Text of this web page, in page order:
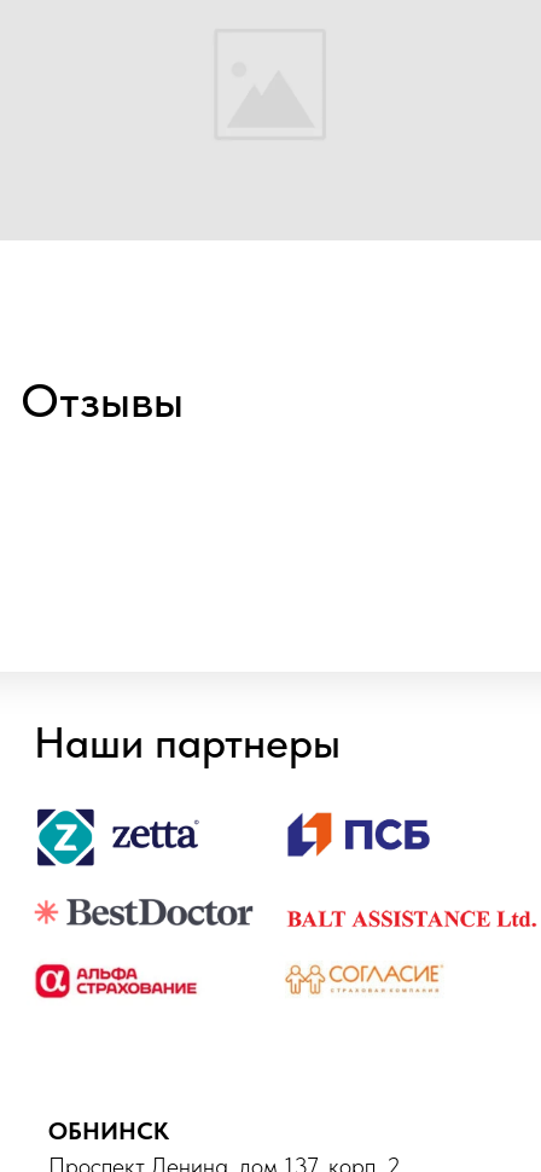
ОБНИНСК
Проспект Ленина, дом 137, корп. 2
Онлайн запись